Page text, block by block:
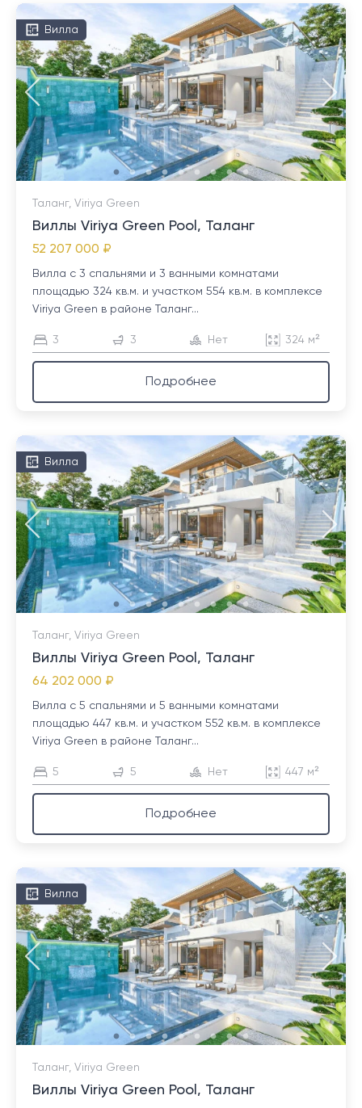
Вилла
Таланг, Viriya Green
Виллы Viriya Green Pool, Таланг
52 207 000 ₽
Вилла с 3 спальнями и 3 ванными комнатами
площадью 324 кв.м. и участком 554 кв.м. в комплексе
Viriya Green в районе Таланг...
3 3 Нет 324 м²
Подробнее
Вилла
Таланг, Viriya Green
Виллы Viriya Green Pool, Таланг
64 202 000 ₽
Вилла с 5 спальнями и 5 ванными комнатами
площадью 447 кв.м. и участком 552 кв.м. в комплексе
Viriya Green в районе Таланг...
5 5 Нет 447 м²
Подробнее
Вилла
Таланг, Viriya Green
Виллы Viriya Green Pool, Таланг